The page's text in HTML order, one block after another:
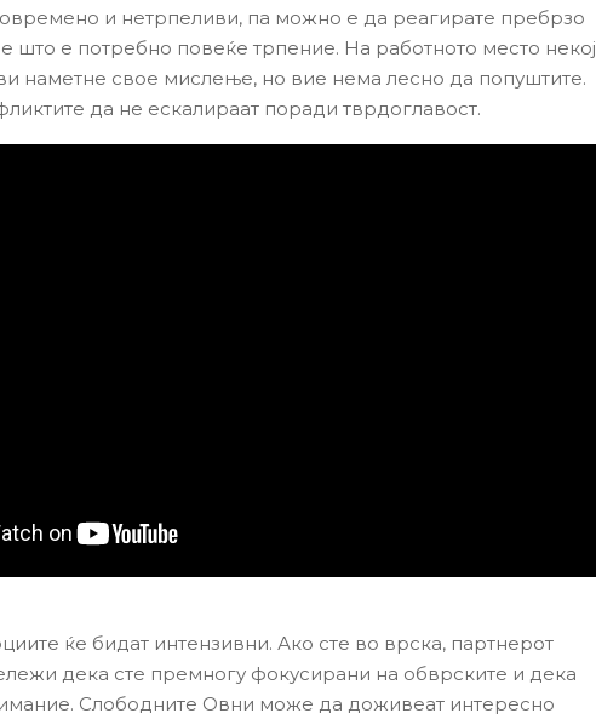
и нетрпеливи, па можно е да реагирате пребрзо
што е потребно повеќе трпение. На работното место некој
наметне свое мислење, но вие нема лесно да попуштите.
да не ескалираат поради тврдоглавост.
ќе бидат интензивни. Ако сте во врска, партнерот
дека сте премногу фокусирани на обврските и дека
Слободните Овни може да доживеат интересно